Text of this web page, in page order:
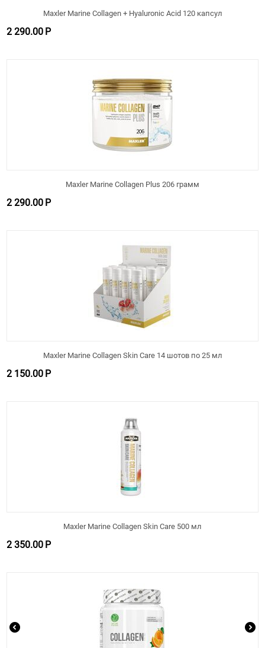
Maxler Marine Collagen + Hyaluronic Acid 120 капсул
2 290.00 Р
Maxler Marine Collagen Plus 206 грамм
2 290.00 Р
Maxler Marine Collagen Skin Care 14 шотов по 25 мл
2 150.00 Р
Maxler Marine Collagen Skin Care 500 мл
2 350.00 Р